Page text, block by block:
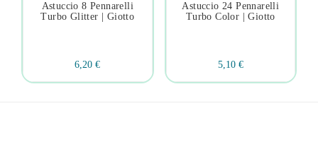
Astuccio 8 Pennarelli
Turbo Glitter | Giotto
6,20 €
Astuccio 24 Pennarelli
Turbo Color | Giotto
5,10 €